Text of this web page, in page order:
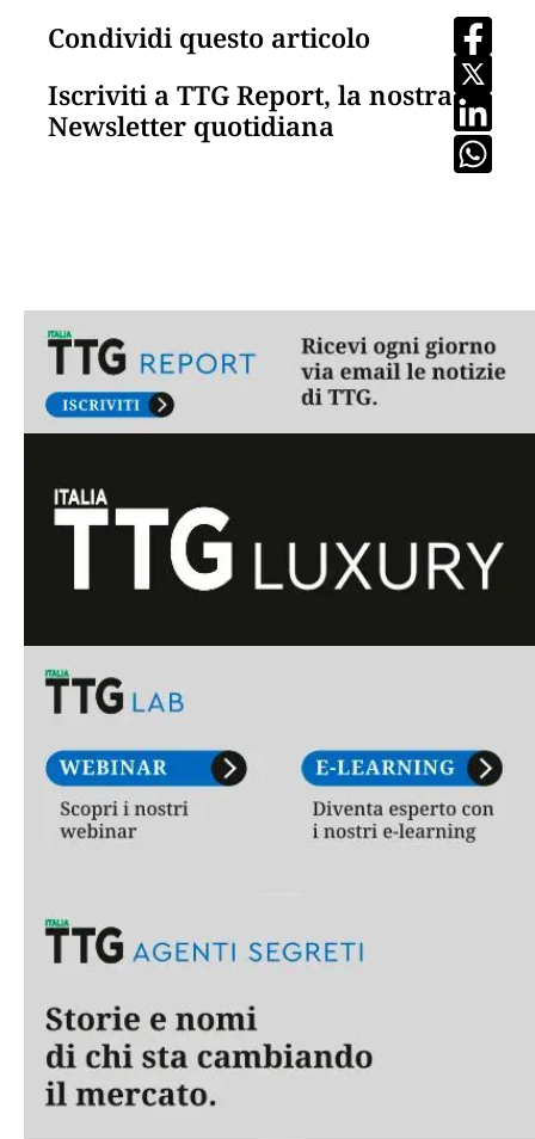
Condividi questo articolo
Iscriviti a TTG Report, la nostra
Newsletter quotidiana